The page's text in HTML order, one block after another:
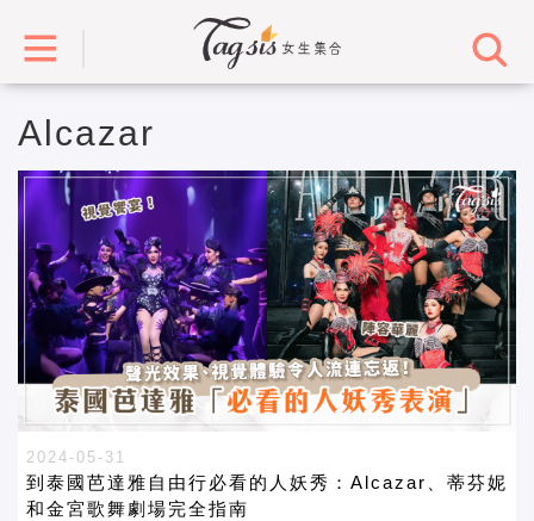
Alcazar
2024-05-31
到泰國芭達雅自由行必看的人妖秀：Alcazar、蒂芬妮
和金宮歌舞劇場完全指南